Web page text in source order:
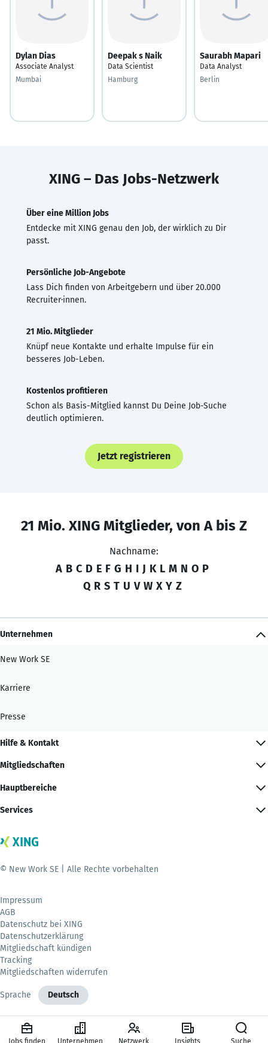
Dylan Dias
Associate Analyst
Mumbai
Deepak s Naik
Data Scientist
Hamburg
Saurabh Mapari
Data Analyst
Berlin
XING – Das Jobs-Netzwerk
Über eine Million Jobs
Entdecke mit XING genau den Job, der wirklich zu Dir
passt.
Persönliche Job-Angebote
Lass Dich finden von Arbeitgebern und über 20.000
Recruiter·innen.
21 Mio. Mitglieder
Knüpf neue Kontakte und erhalte Impulse für ein
besseres Job-Leben.
Kostenlos profitieren
Schon als Basis-Mitglied kannst Du Deine Job-Suche
deutlich optimieren.
Jetzt registrieren
21 Mio. XING Mitglieder, von A bis Z
Nachname:
A B C D E F G H I J K L M N O P
Q R S T U V W X Y Z
Unternehmen
New Work SE
Karriere
Presse
Hilfe & Kontakt
Mitgliedschaften
Hauptbereiche
Services
© New Work SE | Alle Rechte vorbehalten
Impressum
AGB
Datenschutz bei XING
Datenschutzerklärung
Mitgliedschaft kündigen
Tracking
Mitgliedschaften widerrufen
Sprache Deutsch
Jobs finden Unternehmen Netzwerk Insights Suche